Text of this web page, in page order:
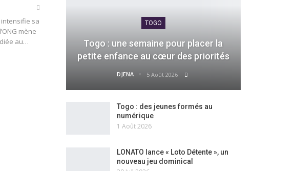
intensifie sa
mène
au…
TOGO
Togo : une semaine pour placer la
petite enfance au cœur des priorités
DJENA 5 Août 2026
Togo : des jeunes formés au
numérique
1 Août 2026
LONATO lance « Loto Détente », un
nouveau jeu dominical